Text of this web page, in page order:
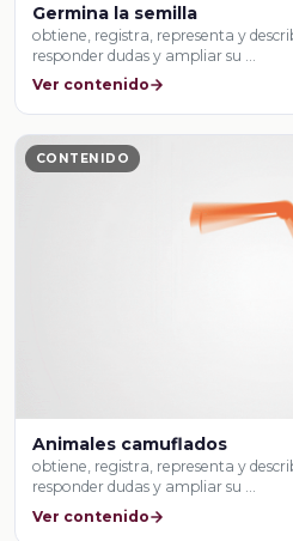
Germina la semilla
obtiene, registra, representa y
responder dudas y ampliar su …
Ver contenido
CONTENIDO
Animales camuflados
obtiene, registra, representa y
responder dudas y ampliar su …
Ver contenido